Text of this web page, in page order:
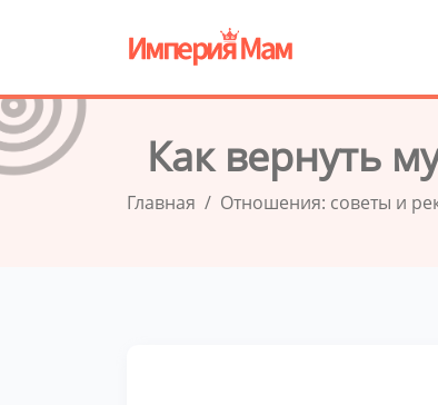
Как вернуть
Главная Отношения: советы и